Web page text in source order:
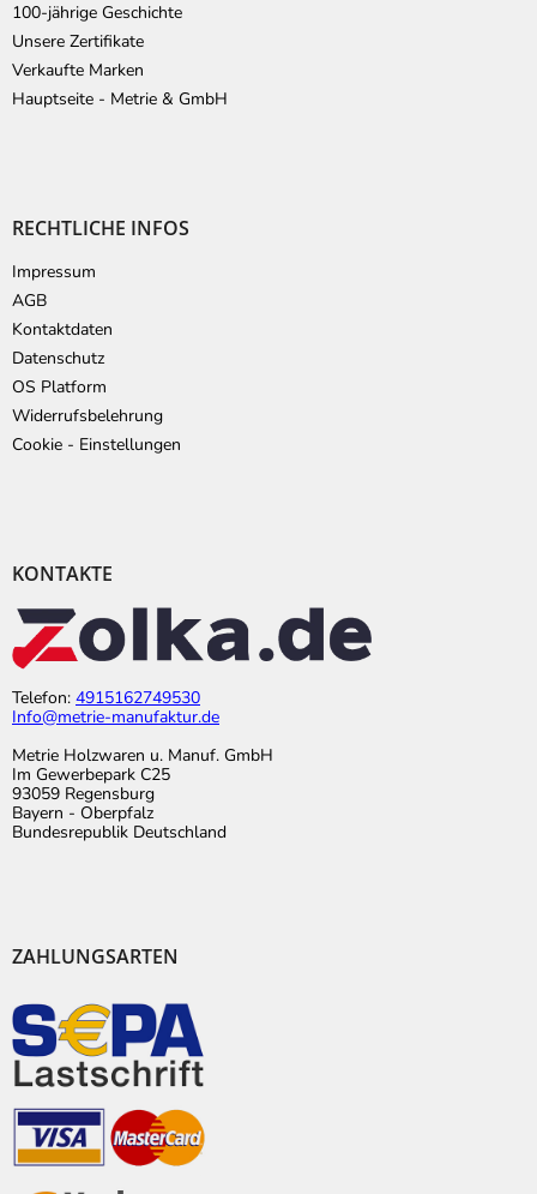
100-jährige Geschichte
Unsere Zertifikate
Verkaufte Marken
Hauptseite - Metrie & GmbH
RECHTLICHE INFOS
Impressum
AGB
Kontaktdaten
Datenschutz
OS Platform
Widerrufsbelehrung
Cookie - Einstellungen
KONTAKTE
Telefon: 4915162749530
Info@metrie-manufaktur.de
Metrie Holzwaren u. Manuf. GmbH
Im Gewerbepark C25
93059 Regensburg
Bayern - Oberpfalz
Bundesrepublik Deutschland
ZAHLUNGSARTEN